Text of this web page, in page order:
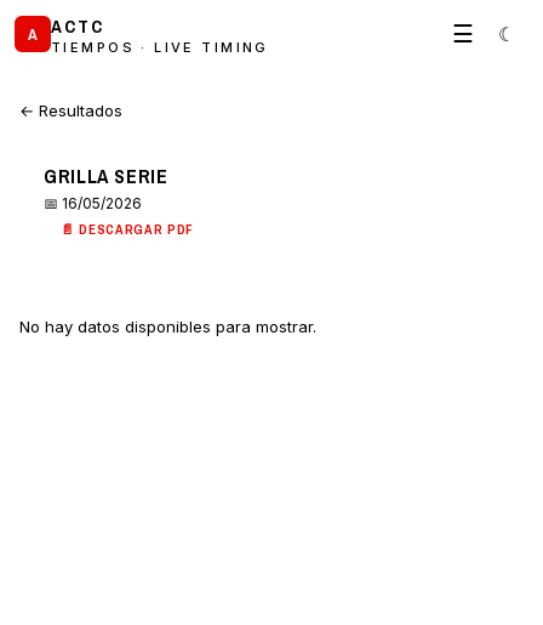
A ACTC
TIEMPOS · LIVE TIMING ☰ ☾
← Resultados
GRILLA SERIE
📅 16/05/2026
📄 DESCARGAR PDF
No hay datos disponibles para mostrar.